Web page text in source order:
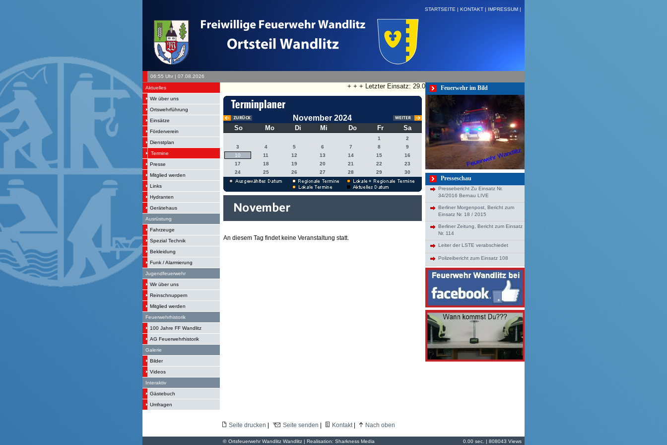
STARTSEITE | KONTAKT | IMPRESSUM |
06:55 Uhr | 07.08.2026
Aktuelles
Wir über uns
Ortswehrführung
Einsätze
Förderverein
Dienstplan
Termine
Presse
Mitglied werden
Links
Hydranten
Gerätehaus
Ausrüstung
Fahrzeuge
Spezial Technik
Bekleidung
Funk / Alarmierung
Jugendfeuerwehr
Wir über uns
Reinschnuppern
Mitglied werden
Feuerwehrhistorik
100 Jahre FF Wandlitz
AG Feuerwehrhistorik
Galerie
Bilder
Videos
Interaktiv
Gästebuch
Umfragen
+ + + Letzter Einsatz: 29.07.2026 H:VU Klemm, Stolzenhagen + + +
November 2024
So Mo Di Mi Do Fr Sa
1
2
3
4 5 6 7 8
9
10
11 12 13 14 15
16
17
18 19 20 21 22
23
24
25 26 27 28 29 30
An diesem Tag findet keine Veranstaltung statt.
Feuerwehr im Bild
Presseschau
Pressebericht Zu Einsatz Nr.
34/2016 Bernau LIVE
Berliner Morgenpost, Bericht zum
Einsatz Nr. 18 / 2015
Berliner Zeitung, Bericht zum Einsatz
Nr. 114
Leiter der LSTE verabschiedet
Polizeibericht zum Einsatz 108
Seite drucken Seite senden Kontakt| Nach oben
© Ortsfeuerwehr Wandlitz Wandlitz | Realisation: Sharkness Media 0.00 sec. | 808043 Views